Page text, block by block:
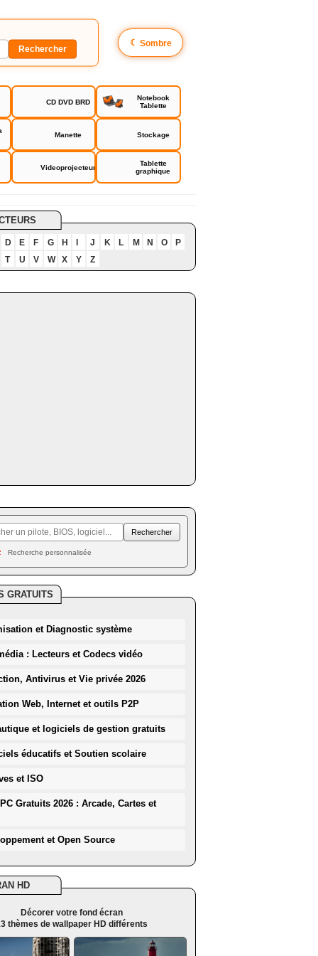
☾ Sombre
CD DVD BRD
Notebook
Tablette
Manette Stockage
Videoprojecteur
Tablette
graphique
D E F G H J K L M N O
P
T
U V W X Y Z
Recherche personnalisée
GRATUITS
et Diagnostic système
: Lecteurs et Codecs vidéo
Antivirus et Vie privée 2026
Web, Internet et outils P2P
et logiciels de gestion gratuits
éducatifs et Soutien scolaire
et ISO
Gratuits 2026 : Arcade, Cartes et
et Open Source
HD
Décorer votre fond écran
thèmes de wallpaper HD différents